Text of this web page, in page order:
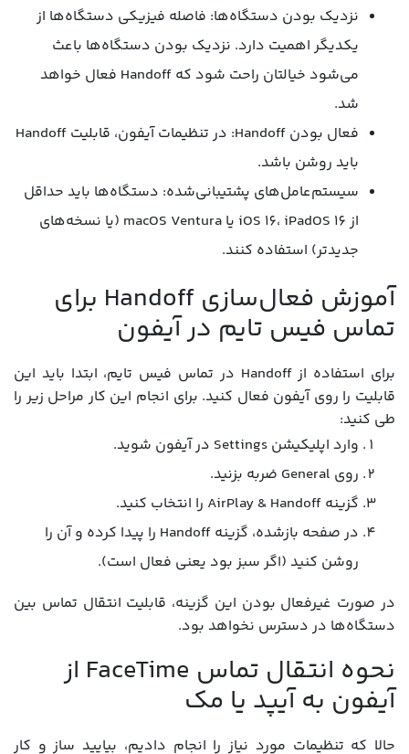
نزدیک بودن دستگاه‌ها: فاصله فیزیکی دستگاه‌ها از
یکدیگر اهمیت دارد. نزدیک بودن دستگاه‌ها باعث
می‌شود خیالتان راحت شود که Handoff فعال خواهد
شد.
فعال بودن Handoff: در تنظیمات آیفون، قابلیت Handoff
باید روشن باشد.
سیستم‌عامل‌های پشتیبانی‌شده: دستگاه‌ها باید حداقل
از iOS 16، iPadOS 16 یا macOS Ventura (یا نسخه‌های
جدیدتر) استفاده کنند.
آموزش فعال‌سازی Handoff برای
تماس فیس تایم در آیفون
برای استفاده از Handoff در تماس فیس تایم، ابتدا باید این
قابلیت را روی آیفون فعال کنید. برای انجام این کار مراحل زیر را
طی کنید:
وارد اپلیکیشن Settings در آیفون شوید.
روی General ضربه بزنید.
گزینه AirPlay & Handoff را انتخاب کنید.
در صفحه بازشده، گزینه Handoff را پیدا کرده و آن را
روشن کنید (اگر سبز بود یعنی فعال است).
در صورت غیرفعال بودن این گزینه، قابلیت انتقال تماس بین
دستگاه‌ها در دسترس نخواهد بود.
نحوه انتقال تماس FaceTime از
آیفون به آیپد یا مک
حالا که تنظیمات مورد نیاز را انجام دادیم، بیایید ساز و کار